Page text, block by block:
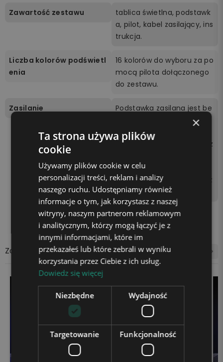
Zawartość zestawu
tablica świetlna, podstawk
a, pilot, kabel zasilający, ins
trukcja.
Liczba kolorów podświetl
enia
16 kolorów do wyboru za po
mocą pilota dołączonego
do zestawu.
Zasilanie
Podstawka zasilana jest be
zprzewodowo 3 bateriami
AA (brak w zestawie) lub p
oprzez podłączenie kabla z
użyciem kostki zasilającej
(np. od telefonu) lub gniaz
da USB w laptopie.
Zobacz także
×
Ta strona używa plików
cookie
Używamy plików cookie w celu
personalizacji treści, reklam i analizy
naszego ruchu. Udostępniamy również
informacje o tym, jak korzystasz z naszej
witryny, naszym partnerom reklamowym
i analitycznym, którzy mogą łączyć je z
innymi informacjami, które im
przekazałeś lub które zebrali w wyniku
korzystania przez Ciebie z ich usług.
Dowiedz się więcej
Niezbędne Wydajność
Targetowanie Funkcjonalność